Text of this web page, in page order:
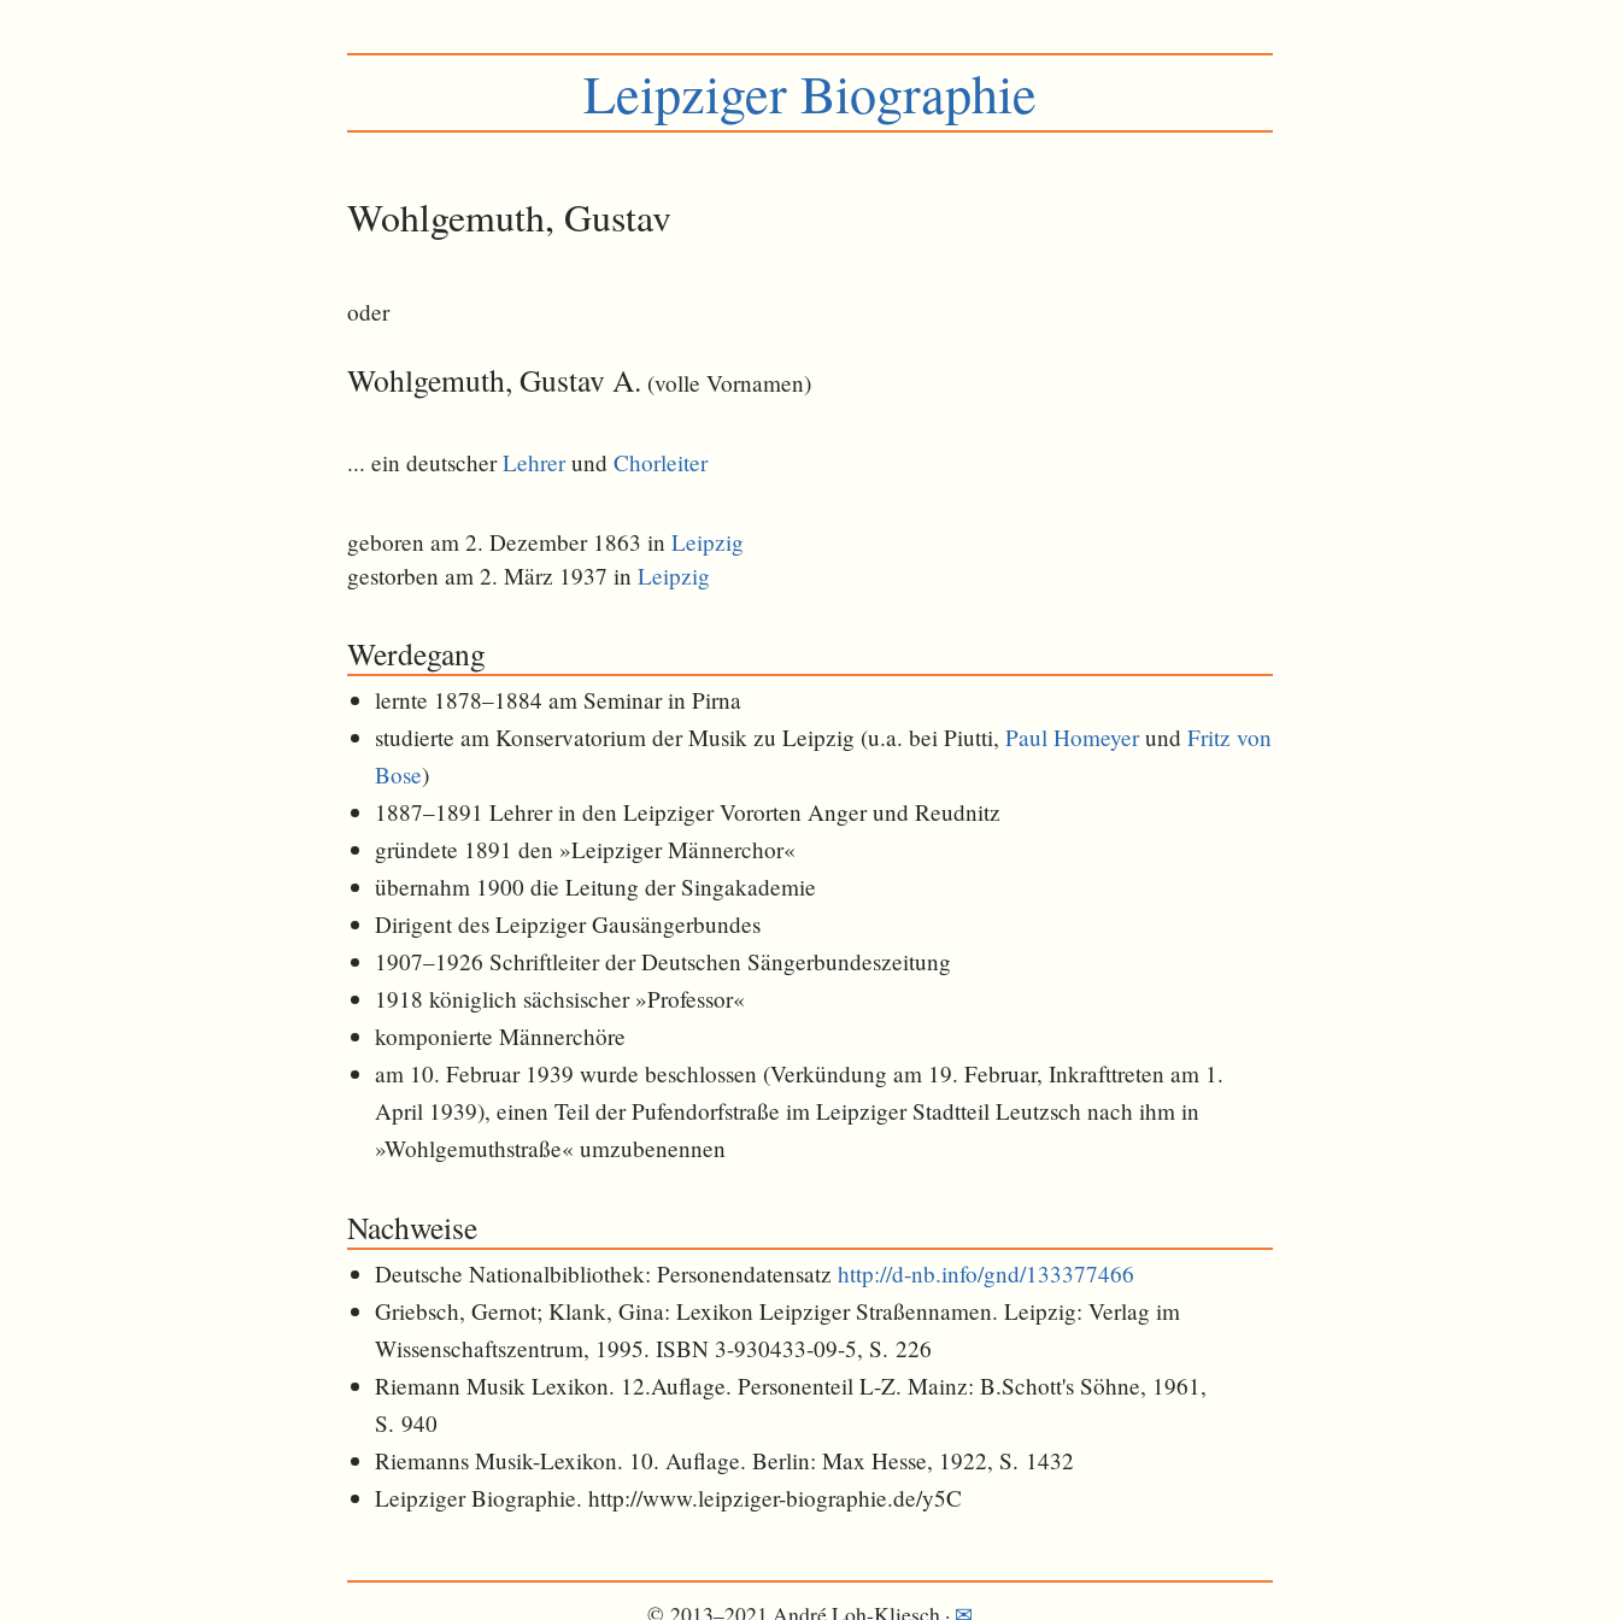
Leipziger Biographie
Wohlgemuth, Gustav
oder
Wohlgemuth, Gustav A. (volle Vornamen)
... ein deutscherLehrerund Chorleiter
geboren am 2. Dezember 1863 in Leipzig
gestorben am 2. März 1937 in Leipzig
Werdegang
lernte 1878–1884 am Seminar in Pirna
studierte am Konservatorium der Musik zu Leipzig (u.a. bei Piutti,Paul HomeyerundFritz von
Bose)
1887–1891 Lehrer in den Leipziger Vororten Anger und Reudnitz
gründete 1891 den »Leipziger Männerchor«
übernahm 1900 die Leitung der Singakademie
Dirigent des Leipziger Gausängerbundes
1907–1926 Schriftleiter der Deutschen Sängerbundeszeitung
1918 königlich sächsischer »Professor«
komponierte Männerchöre
am 10. Februar 1939 wurde beschlossen (Verkündung am 19. Februar, Inkrafttreten am 1.
April 1939), einen Teil der Pufendorfstraße im Leipziger Stadtteil Leutzsch nach ihm in
»Wohlgemuthstraße« umzubenennen
Nachweise
Deutsche Nationalbibliothek: Personendatensatzhttp://d-nb.info/gnd/133377466
Griebsch, Gernot; Klank, Gina: Lexikon Leipziger Straßennamen. Leipzig: Verlag im
Wissenschaftszentrum, 1995. ISBN 3-930433-09-5, S. 226
Riemann Musik Lexikon. 12.Auflage. Personenteil L-Z. Mainz: B.Schott's Söhne, 1961,
S. 940
Riemanns Musik-Lexikon. 10. Auflage. Berlin: Max Hesse, 1922, S. 1432
Leipziger Biographie. http://www.leipziger-biographie.de/y5C
© 2013–2021 André Loh-Kliesch · ✉︎